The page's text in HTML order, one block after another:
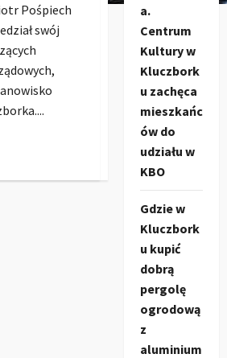
Pośpiech
swój
a.
Centrum
Kultury w
Kluczbork
u zachęca
mieszkańc
ów do
udziału w
KBO
Gdzie w
Kluczbork
u kupić
dobrą
pergolę
ogrodową
z
aluminium